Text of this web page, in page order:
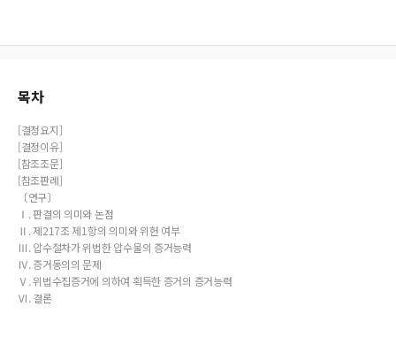
목차
[결정요지]
[결정이유]
[참조조문]
[참조판례]
〔연구〕
Ⅰ. 판결의 의미와 논점
Ⅱ. 제217조 제1항의 의미와 위헌 여부
Ⅲ. 압수절차가 위법한 압수물의 증거능력
Ⅳ. 증거동의의 문제
Ⅴ. 위법수집증거에 의하여 획득한 증거의 증거능력
Ⅵ. 결론